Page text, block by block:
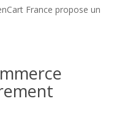
France propose un